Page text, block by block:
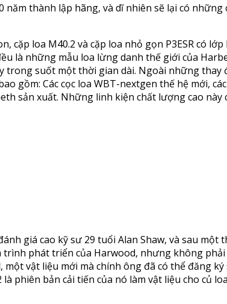
thành lập hãng, và dĩ nhiên sẽ lại có
loa M40.2 và cặp loa nhỏ gọn P3ESR có
là những mẫu loa lừng danh thế giới của
suốt một thời gian dài. Ngoài những thay
gồm: Các cọc loa WBT-nextgen thế hệ mới,
sản xuất. Những linh kiện chất lượng cao này
giá cao kỹ sư 29 tuổi Alan Shaw, và sau
phát triển của Harwood, nhưng không
vật liệu mới mà chính ông đã có thể đăng
phiên bản cải tiến của nó làm vật liệu cho củ